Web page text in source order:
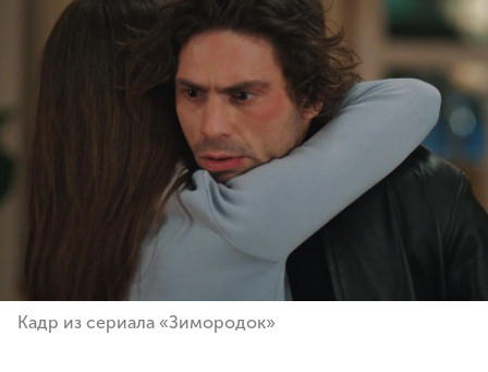
Кадр из сериала «Зимородок»